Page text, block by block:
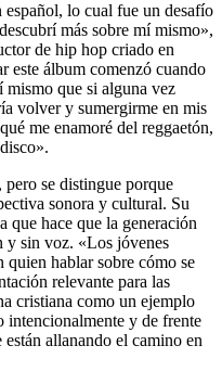
lo cual fue un desafío
más sobre mí mismo»,
de hip hop criado en
este álbum comenzó cuando
mismo que si alguna vez
volver y sumergirme en mis
me enamoré del reggaetón,
se distingue porque
sonora y cultural. Su
que hace que la generación
y sin voz. «Los jóvenes
quien hablar sobre cómo se
relevante para las
cristiana como un ejemplo
intencionalmente y de frente
allanando el camino en